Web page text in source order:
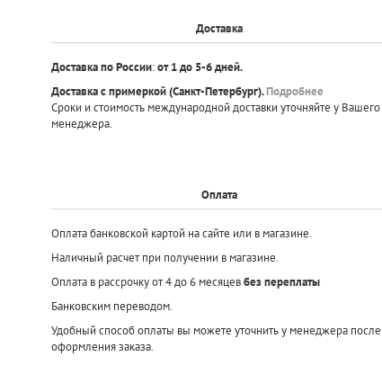
Доставка
Доставка по России:от 1 до 5-6 дней.
Доставка с примеркой(Санкт-Петербург).Подробнее
Сроки и стоимость международной доставки уточняйте у Вашего
менеджера.
Оплата
Оплата банковской картой на сайте или в магазине.
Наличный расчет при получении в магазине.
Оплата в рассрочку от 4 до 6 месяцевбез переплаты
Банковским переводом.
Удобный способ оплаты вы можете уточнить у менеджера после
оформления заказа.